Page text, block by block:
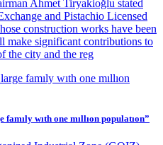
Ahmet Tiryakioğlu stated
and Pistachio Licensed
construction works have been
make significant contributions to
the city and the reg
famıly wıth one mıllıon populatıon”